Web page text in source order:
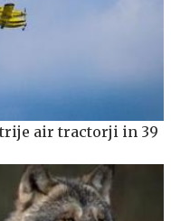
air tractorji in 39